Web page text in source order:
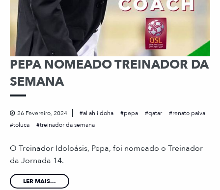
PEPA NOMEADO TREINADOR DA
SEMANA
26 Fevereiro, 2024 al ahli doha pepa qatar
renato paiva
toluca
treinador da semana
O Treinador Idoloásis, Pepa, foi nomeado o Treinador
da Jornada 14.
LER MAIS...